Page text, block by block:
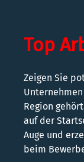
Top
Zeigen Sie
Region
auf der
Auge und
beim